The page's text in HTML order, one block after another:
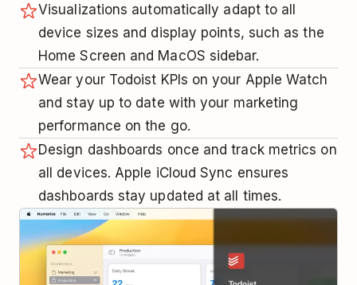
Visualizations automatically adapt to all
device sizes and display points, such as the
Home Screen and MacOS sidebar.
Wear your Todoist KPIs on your Apple Watch
and stay up to date with your marketing
performance on the go.
Design dashboards once and track metrics on
all devices. Apple iCloud Sync ensures
dashboards stay updated at all times.